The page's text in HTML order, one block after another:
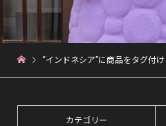
“インドネシア”に商品をタグ付
カテゴリー